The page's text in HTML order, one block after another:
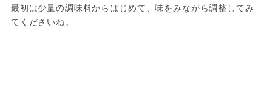
最初は少量の調味料からはじめて、味をみながら調整してみ
てくださいね。